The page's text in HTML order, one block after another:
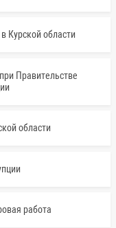
Курской области
Правительстве
области
работа